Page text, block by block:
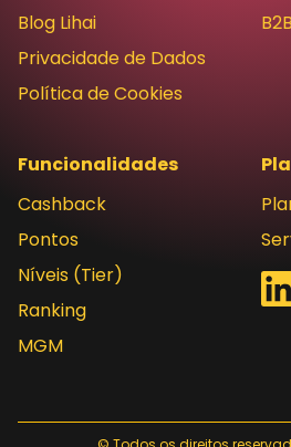
Blog Lihai
Privacidade de Dados
Política de Cookies
Funcionalidades
Cashback
Pontos
Níveis (Tier)
Ranking
MGM